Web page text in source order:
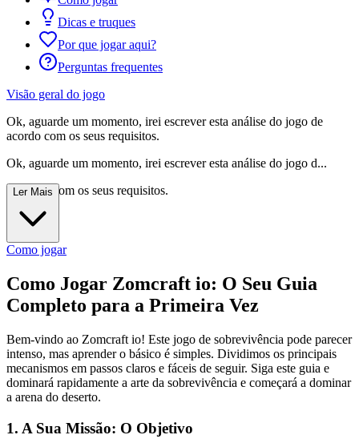
Dicas e truques
Por que jogar aqui?
Perguntas frequentes
Visão geral do jogo
Ok, aguarde um momento, irei escrever esta análise do jogo de
acordo com os seus requisitos.
Ok, aguarde um momento, irei escrever esta análise do jogo d...
e acordo com os seus requisitos.
Ler Mais
Como jogar
Como Jogar Zomcraft io: O Seu Guia
Completo para a Primeira Vez
Bem-vindo ao Zomcraft io! Este jogo de sobrevivência pode parecer
intenso, mas aprender o básico é simples. Dividimos os principais
mecanismos em passos claros e fáceis de seguir. Siga este guia e
dominará rapidamente a arte da sobrevivência e começará a dominar
a arena do deserto.
1. A Sua Missão: O Objetivo